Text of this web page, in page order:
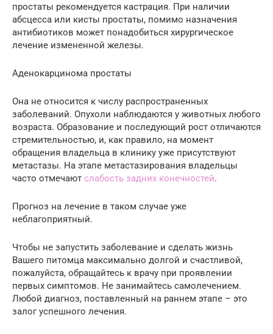
простаты рекомендуется кастрация. При наличии
абсцесса или кисты простаты, помимо назначения
антибиотиков может понадобиться хирургическое
лечение измененной железы.
Аденокарцинома простаты
Она не относится к числу распространенных
заболеваний. Опухоли наблюдаются у животных любого
возраста. Образование и последующий рост отличаются
стремительностью, и, как правило, на момент
обращения владельца в клинику уже присутствуют
метастазы. На этапе метастазирования владельцы
часто отмечают слабость задних конечностей.
Прогноз на лечение в таком случае уже
неблагоприятный.
Чтобы не запустить заболевание и сделать жизнь
Вашего питомца максимально долгой и счастливой,
пожалуйста, обращайтесь к врачу при проявлении
первых симптомов. Не занимайтесь самолечением.
Любой диагноз, поставленный на раннем этапе – это
залог успешного лечения.